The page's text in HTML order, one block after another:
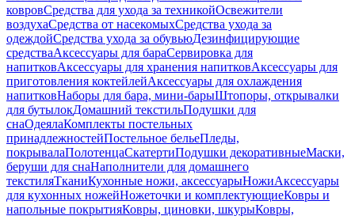
ковровСредства для ухода за техникойОсвежители
воздухаСредства от насекомыхСредства ухода за
одеждойСредства ухода за обувьюДезинфицирующие
средстваАксессуары для бараСервировка для
напитковАксессуары для хранения напитковАксессуары для
приготовления коктейлейАксессуары для охлаждения
напитковНаборы для бара, мини-барыШтопоры, открывалки
для бутылокДомашний текстильПодушки для
снаОдеялаКомплекты постельных
принадлежностейПостельное бельеПледы,
покрывалаПолотенцаСкатертиПодушки декоративныеМаски,
беруши для снаНаполнители для домашнего
текстиляТканиКухонные ножи, аксессуарыНожиАксессуары
для кухонных ножейНожеточки и комплектующиеКовры и
напольные покрытияКовры, циновки, шкурыКовры,